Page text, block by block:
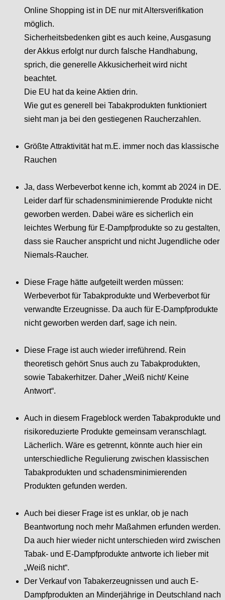
Online Shopping ist in DE nur mit Altersverifikation
möglich.
Sicherheitsbedenken gibt es auch keine, Ausgasung
der Akkus erfolgt nur durch falsche Handhabung,
sprich, die generelle Akkusicherheit wird nicht
beachtet.
Die EU hat da keine Aktien drin.
Wie gut es generell bei Tabakprodukten funktioniert
sieht man ja bei den gestiegenen Raucherzahlen.
Größte Attraktivität hat m.E. immer noch das klassische
Rauchen
Ja, dass Werbeverbot kenne ich, kommt ab 2024 in DE.
Leider darf für schadensminimierende Produkte nicht
geworben werden. Dabei wäre es sicherlich ein
leichtes Werbung für E-Dampfprodukte so zu gestalten,
dass sie Raucher anspricht und nicht Jugendliche oder
Niemals-Raucher.
Diese Frage hätte aufgeteilt werden müssen:
Werbeverbot für Tabakprodukte und Werbeverbot für
verwandte Erzeugnisse. Da auch für E-Dampfprodukte
nicht geworben werden darf, sage ich nein.
Diese Frage ist auch wieder irreführend. Rein
theoretisch gehört Snus auch zu Tabakprodukten,
sowie Tabakerhitzer. Daher „Weiß nicht/ Keine
Antwort“.
Auch in diesem Frageblock werden Tabakprodukte und
risikoreduzierte Produkte gemeinsam veranschlagt.
Lächerlich. Wäre es getrennt, könnte auch hier ein
unterschiedliche Regulierung zwischen klassischen
Tabakprodukten und schadensminimierenden
Produkten gefunden werden.
Auch bei dieser Frage ist es unklar, ob je nach
Beantwortung noch mehr Maßahmen erfunden werden.
Da auch hier wieder nicht unterschieden wird zwischen
Tabak- und E-Dampfprodukte antworte ich lieber mit
„Weiß nicht“.
Der Verkauf von Tabakerzeugnissen und auch E-
Dampfprodukten an Minderjährige in Deutschland nach